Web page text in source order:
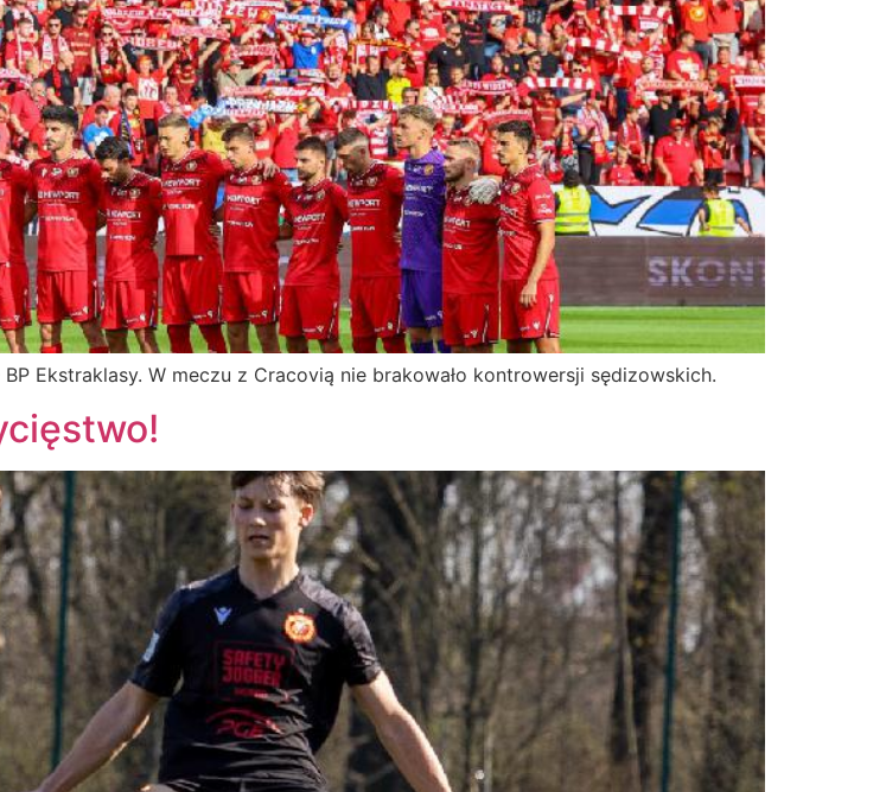
Ekstraklasy. W meczu z Cracovią nie brakowało kontrowersji sędizowskich.